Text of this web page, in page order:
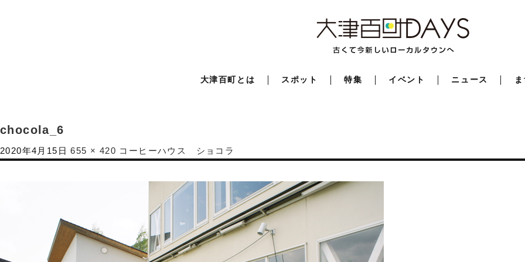
大津百町とは スポット 特集 イベント ニュース
chocola_6
2020年4月15日 655 × 420 コーヒーハウス ショコラ